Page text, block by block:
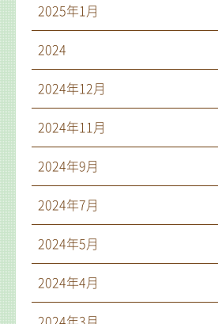
2025年1月
2024
2024年12月
2024年11月
2024年9月
2024年7月
2024年5月
2024年4月